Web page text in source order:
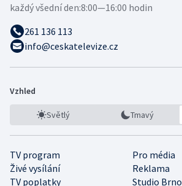
každý všední den:8:00—16:00 hodin
261 136 113
info@ceskatelevize.cz
Vzhled
Světlý Tmavý
TV program
Pro média
Živé vysílání
Reklama
TV poplatky
Studio Brno